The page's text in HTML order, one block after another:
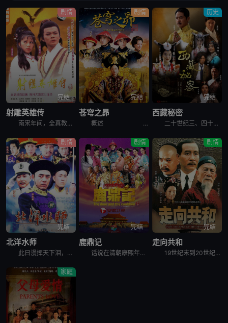
剧情
完结
射雕英雄传
南宋年间，全真教道士丘处机与江南七怪武功不相上下，两方决定各培养一个徒弟，日后比武来决定双方武功高低。丘处机的徒弟是金国小王子杨康（苗侨伟 饰），江南七怪的徒弟则是自小随母亲在蒙古生活的郭靖（黄日
剧情
完结
苍穹之昴
概述 &nbs
历史
完结
西藏秘密
二十世纪三、四十年代的西藏是怎样的面貌？这部剧通过藏人说藏人的形式，力求真实还原那个时候西藏真实的风土人情和日常生活。借扎西顿珠这个人物，讲述了他为推翻西藏农奴制度的传奇一生。 &n
剧情
完结
北洋水师
此日漫挥天下泪，有公足壮海军威。曾经威震世界的北洋水师是如何建立，成为亚洲第一位，如何葬身大海，从而走向覆灭。真实再现中日大血战、旅顺大屠杀、朝鲜平壤战争、辽东战役、丰岛海战、黄海海战、山东威海大
剧情
完结
鹿鼎记
话说在清朝康熙年间，在喧嚣市井的闹市区，生活着油嘴滑舌、机灵刁钻的妓女之子韦小宝（韩栋 饰）。他偶然以小太监的身份入宫，在神秘公公海大富手下饱受摧残，之后结识了以“小玄子”之名和他比武的当今皇帝康
剧情
完结
走向共和
19世纪末到20世纪初，这当中的二三十年说短不短说长也不长。对于中国，则是风云变化的几十年。在这当中，中国自二次鸦片战争后，又经历了洋务运动、甲午战争、戊戌变法、辛亥革命、二次革命等。其中，中国结
家庭